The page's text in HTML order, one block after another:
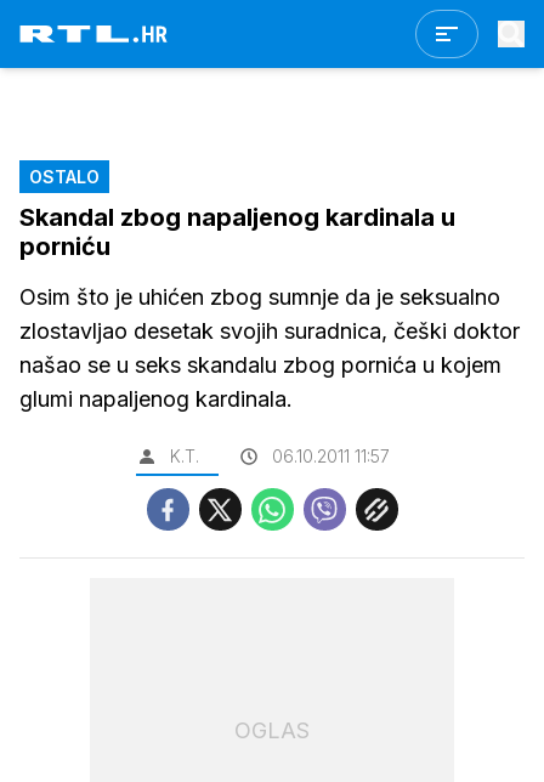
OSTALO
Skandal zbog napaljenog kardinala u
porniću
Osim što je uhićen zbog sumnje da je seksualno
zlostavljao desetak svojih suradnica, češki doktor
našao se u seks skandalu zbog pornića u kojem
glumi napaljenog kardinala.
K.T. 06.10.2011 11:57
OGLAS